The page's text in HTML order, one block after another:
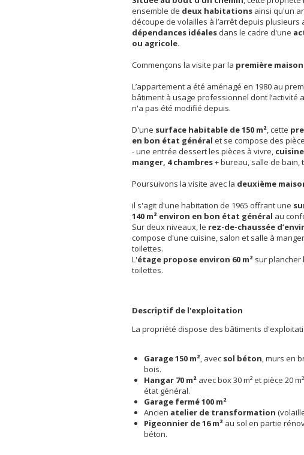
ensemble de deux habitations ainsi qu'un
découpe de volailles à l’arrêt depuis plusieurs
dépendances idéales dans le cadre d'une
ou agricole.
Commençons la visite par la première
L’appartement a été aménagé en 1980 au
bâtiment à usage professionnel dont l’activité
n'a pas été modifié depuis.
D'une surface habitable de 150 m², cette
en bon état général et se compose des
- une entrée dessert les pièces à vivre,
manger, 4 chambres+ bureau, salle de bain,
Poursuivons la visite avec la deuxième
il s'agit d'une habitation de 1965 offrant une
140 m² environ en bon état général au
Sur deux niveaux, le rez-de-chaussée
compose d'une cuisine, salon et salle à
toilettes.
L'étage propose environ 60 m² sur plancher
toilettes.
Descriptif de l'exploitation
La propriété dispose des bâtiments
Garage 150 m², avec sol béton, murs en
bois.
Hangar 70 m² avec box 30 m² et pièce 20
état général.
Garage fermé 100 m²
Ancien atelier de transformation
Pigeonnier de 16 m² au sol en partie
béton.